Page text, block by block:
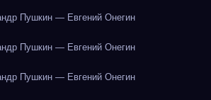
Пушкин — Евгений Онегин
Пушкин — Евгений Онегин
Пушкин — Евгений Онегин